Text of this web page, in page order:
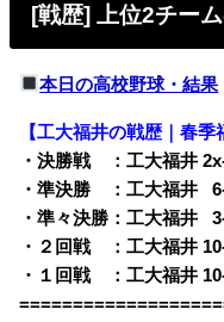
[戦歴] 上位2チー
本日の高校野球・結果
【工大福井の戦歴｜春季
・決勝戦 ：工大福井
・準決勝 ：工大福井
0
・準々決勝：工大福井
0
・２回戦 ：工大福井
・１回戦 ：工大福井